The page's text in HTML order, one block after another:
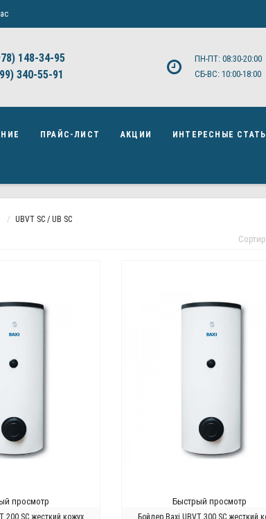
148-34-95
340-55-91
ПН-ПТ: 08:30-20:00
СБ-ВС: 10:00-18:00
ПРАЙС-ЛИСТ АКЦИИ ИНТЕРЕСНЫЕ
UBVT SC / UB SC
просмотр Быстрый просмотр